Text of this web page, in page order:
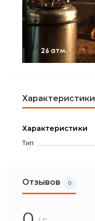
Характеристики
Характеристики
Тип
Отзывов 0